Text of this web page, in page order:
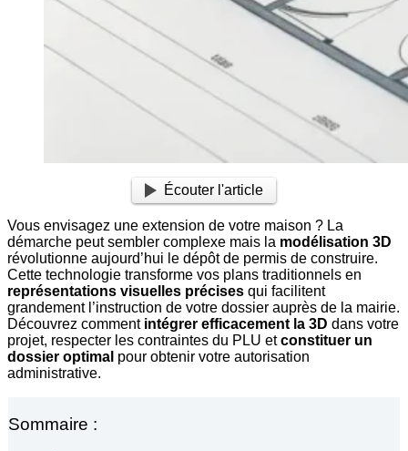
Écouter l'article
Vous envisagez une extension de votre maison ? La
démarche peut sembler complexe mais la modélisation 3D
révolutionne aujourd’hui le dépôt de permis de construire.
Cette technologie transforme vos plans traditionnels en
représentations visuelles précises qui facilitent
grandement l’instruction de votre dossier auprès de la mairie.
Découvrez comment intégrer efficacement la 3D dans votre
projet, respecter les contraintes du PLU etconstituer un
dossier optimal pour obtenir votre autorisation
administrative.
Sommaire :